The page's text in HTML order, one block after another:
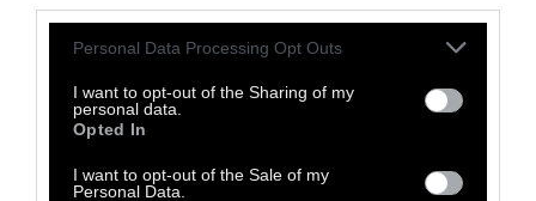
Personal Data Processing Opt Outs
I want to opt-out of the Sharing of my
personal data.
Opted In
I want to opt-out of the Sale of my
Personal Data.
10.000 άνθρωποι και 20 τόνοι ανεπιθύμητα
τρόφιμα. Ένα καφέ αλληλεγγύης που αλλάζει